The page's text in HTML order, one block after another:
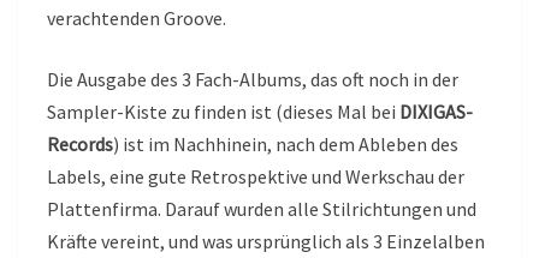
verachtenden Groove.
Die Ausgabe des 3 Fach-Albums, das oft noch in der
Sampler-Kiste zu finden ist (dieses Mal bei DIXIGAS-
Records) ist im Nachhinein, nach dem Ableben des
Labels, eine gute Retrospektive und Werkschau der
Plattenfirma. Darauf wurden alle Stilrichtungen und
Kräfte vereint, und was ursprünglich als 3 Einzelalben